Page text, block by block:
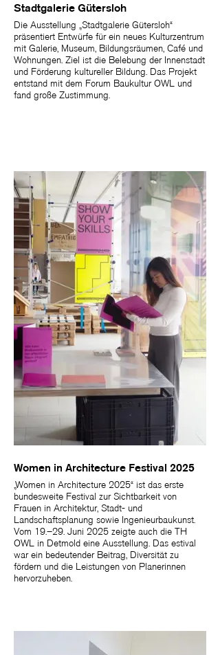
Stadtgalerie Gütersloh
Die Ausstellung „Stadtgalerie Gütersloh“
präsentiert Entwürfe für ein neues Kulturzentrum
mit Galerie, Museum, Bildungsräumen, Café und
Wohnungen. Ziel ist die Belebung der Innenstadt
und Förderung kultureller Bildung. Das Projekt
entstand mit dem Forum Baukultur OWL und
fand große Zustimmung.
Women in Architecture Festival 2025
„Women in Architecture 2025“ ist das erste
bundesweite Festival zur Sichtbarkeit von
Frauen in Architektur, Stadt- und
Landschaftsplanung sowie Ingenieurbaukunst.
Vom 19.–29. Juni 2025 zeigte auch die TH
OWL in Detmold eine Ausstellung. Das estival
war ein bedeutender Beitrag, Diversität zu
fördern und die Leistungen von Planerinnen
hervorzuheben.